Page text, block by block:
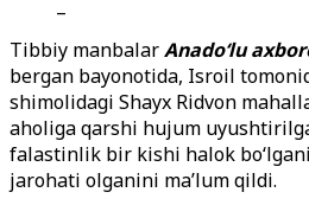
Tibbiy manbalarAnado‘lu
bergan bayonotida, Isroil
shimolidagi Shayx Ridvon
aholiga qarshi hujum
falastinlik bir kishi halok
jarohati olganini ma’lum qildi.